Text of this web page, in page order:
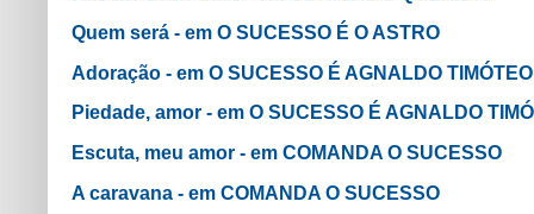
Quem será - em O SUCESSO É O ASTRO
Adoração - em O SUCESSO É AGNALDO TIMÓTEO
Piedade, amor - em O SUCESSO É AGNALDO
Escuta, meu amor - em COMANDA O SUCESSO
A caravana - em COMANDA O SUCESSO